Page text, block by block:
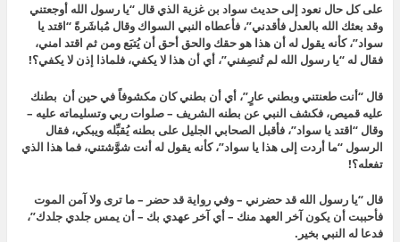
على كل حال نعود إلى حديث سواد بن غزية الذي قال “يا رسول الله أوجعتني
وقد بعثك الله بالعدل فأقدني”، فأعطاه النبي السواك وقال مُباشَرةً “اقتد يا
سواد”، كأنه يقول له أن هذا هو حقك والحق أحق أن يُتبَعومن ثم اقتد امني،
فقال له “يا رسول الله لم تُنصِفني”، أي أن هذا لا يكفي، فلماذا إذن لا يكفي؟!
قال “أنت طعنتني وبطني عارٍ”، أي أن بطني كان مكشوفاً في حين أن بطنك
عليه قميص، فكشف النبي عن بطنه الشريف – صلوات ربي وتسليماته عليه –
وقال “اقتد يا سواد”، فأقبل الصحابي الجليل على بطنه يُقبِّله ويبكي، فقال
الرسول “ما أردت إلى هذا يا سواد”، كأنه يقول له أنت شوَّشتني، فما هذا الذي
تفعله؟!
قال “يا رسول الله قد حضرني – وفي رواية قد حضر – ما ترى ولا آمن الموت
فأحببت أن يكون آخر العهد منك – أي آخر عهدي بك – أن يمس جلدي جلدك”،
فدعا له النبي بخير.